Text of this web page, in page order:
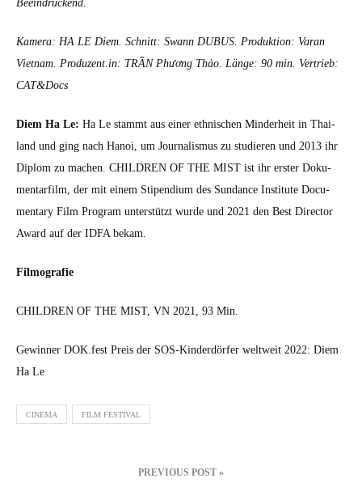
Beein­druck­end.
Kam­era: HA LE Diem. Schnitt: Swann DUBUS. Pro­duk­tion: Varan
Viet­nam. Produzent.in: TRẦN Phương Thảo. Länge: 90 min. Ver­trieb:
CAT&Docs
Diem Ha Le: Ha Le stammt aus ein­er eth­nis­chen Min­der­heit in Thai­
land und ging nach Hanoi, um Jour­nal­is­mus zu studieren und 2013 ihr
Diplom zu machen. CHILDREN OF THE MIST ist ihr erster Doku­
men­tarfilm, der mit einem Stipendi­um des Sun­dance Insti­tute Doc­u­
men­tary Film Pro­gram unter­stützt wurde und 2021 den Best Direc­tor
Award auf der IDFA bekam.
Fil­mo­grafie
CHILDREN OF THE MIST, VN 2021, 93 Min.
Gewin­ner DOK.fest Preis der SOS-Kinderdör­fer weltweit 2022: Diem
Ha Le
CINEMA FILM FESTIVAL
PREVIOUS POST »